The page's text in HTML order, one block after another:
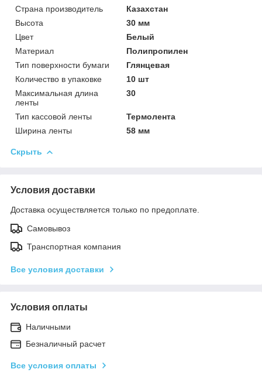
Страна производитель
Казахстан
Высота
30 мм
Цвет
Белый
Материал
Полипропилен
Тип поверхности бумаги
Глянцевая
Количество в упаковке
10 шт
Максимальная длина
ленты
30
Тип кассовой ленты
Термолента
Ширина ленты
58 мм
Скрыть
Условия доставки
Доставка осуществляется только по предоплате.
Самовывоз
Транспортная компания
Все условия доставки
Условия оплаты
Наличными
Безналичный расчет
Все условия оплаты